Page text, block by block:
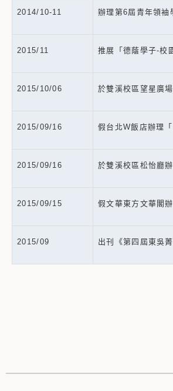
2014/10-11 辦理第6屆青年領
2015/11 推展「德蔭學子-校
2015/10/06 於雙溪校區望星廣
2015/09/16 假台北W飯店辦理
2015/09/16 於雙溪校區松怡廳
2015/09/15 假文華東方文華閣
2015/09 出刊《第四屆東吳